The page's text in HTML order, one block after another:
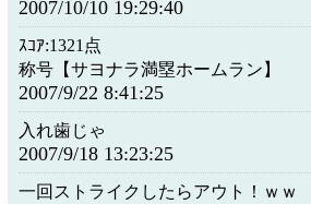
2007/10/10 19:29:40
ｽｺｱ:1321点
称号【サヨナラ満塁ホームラン】
2007/9/22 8:41:25
入れ歯じゃ
2007/9/18 13:23:25
一回ストライクしたらアウト！ｗｗ